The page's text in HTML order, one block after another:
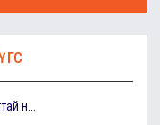
н...